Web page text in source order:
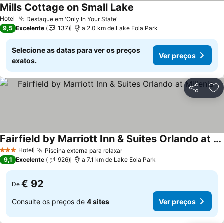
Hotel Destaque em 'Only In Your State'
Mills Cottage on Small Lake
9,5 Excelente 137 a 2.0 km de Lake Eola Park
Selecione as datas para ver os preços
exatos.
Ver preços
Partilhar
3 EstrelasHotel Piscina externa para relaxarVer preços
Fairfield by Marriott Inn & Suites Orlando at Millenia
Ver preços
9,1 Excelente 926 a 7.1 km de Lake Eola Park
De € 92
Consulte os preços de 4 sites Ver preços